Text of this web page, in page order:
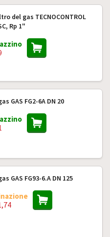
del gas TECNOCONTROL
Rp 1"
GAS FG2-6A DN 20
GAS FG93-6.A DN 125